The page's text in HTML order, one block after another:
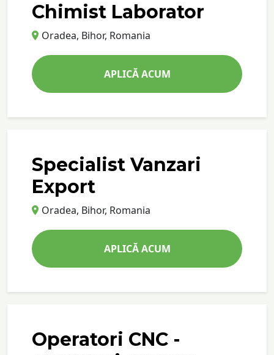
Chimist Laborator
Oradea, Bihor, Romania
APLICĂ ACUM
Specialist Vanzari
Export
Oradea, Bihor, Romania
APLICĂ ACUM
Operatori CNC -